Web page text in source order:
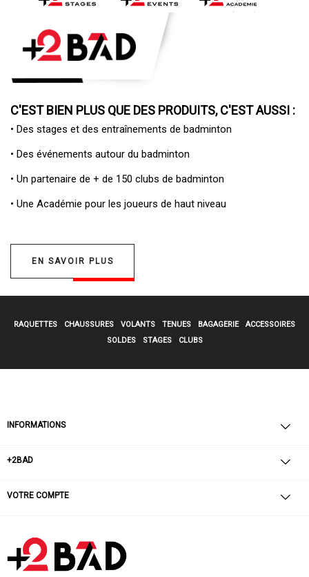
C'EST BIEN PLUS QUE DES PRODUITS, C'EST AUSSI :
• Des stages et des entraînements de badminton
• Des événements autour du badminton
• Un partenaire de + de 150 clubs de badminton
• Une Académie pour les joueurs de haut niveau
EN SAVOIR PLUS
RAQUETTES CHAUSSURES VOLANTS TENUES BAGAGERIE
ACCESSOIRES
SOLDES
STAGES CLUBS
INFORMATIONS
+2BAD
VOTRE COMPTE